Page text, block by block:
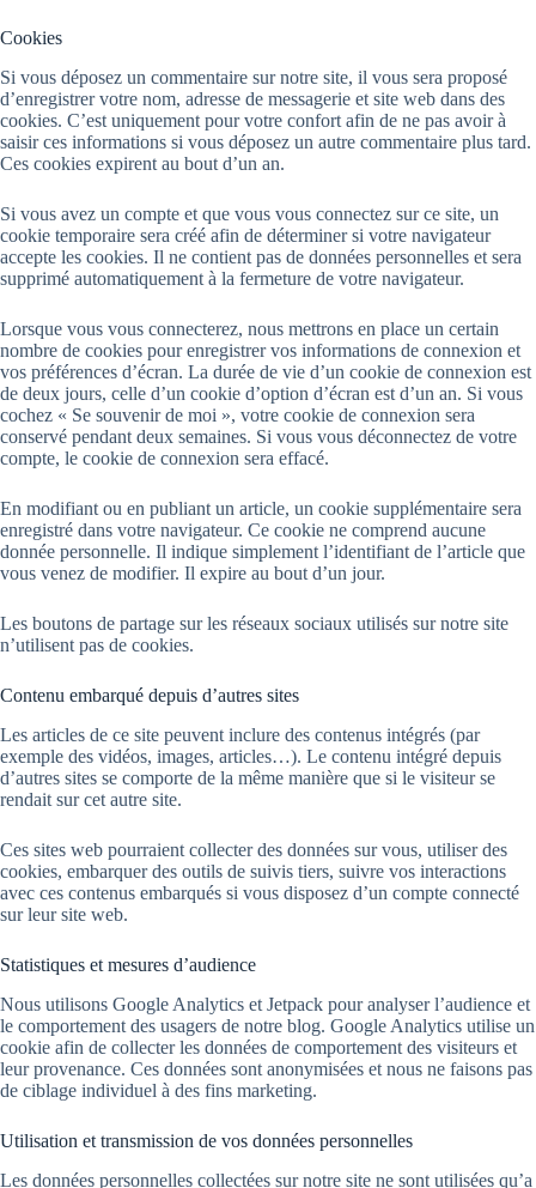
Cookies
Si vous déposez un commentaire sur notre site, il vous sera proposé
d’enregistrer votre nom, adresse de messagerie et site web dans des
cookies. C’est uniquement pour votre confort afin de ne pas avoir à
saisir ces informations si vous déposez un autre commentaire plus tard.
Ces cookies expirent au bout d’un an.
Si vous avez un compte et que vous vous connectez sur ce site, un
cookie temporaire sera créé afin de déterminer si votre navigateur
accepte les cookies. Il ne contient pas de données personnelles et sera
supprimé automatiquement à la fermeture de votre navigateur.
Lorsque vous vous connecterez, nous mettrons en place un certain
nombre de cookies pour enregistrer vos informations de connexion et
vos préférences d’écran. La durée de vie d’un cookie de connexion est
de deux jours, celle d’un cookie d’option d’écran est d’un an. Si vous
cochez « Se souvenir de moi », votre cookie de connexion sera
conservé pendant deux semaines. Si vous vous déconnectez de votre
compte, le cookie de connexion sera effacé.
En modifiant ou en publiant un article, un cookie supplémentaire sera
enregistré dans votre navigateur. Ce cookie ne comprend aucune
donnée personnelle. Il indique simplement l’identifiant de l’article que
vous venez de modifier. Il expire au bout d’un jour.
Les boutons de partage sur les réseaux sociaux utilisés sur notre site
n’utilisent pas de cookies.
Contenu embarqué depuis d’autres sites
Les articles de ce site peuvent inclure des contenus intégrés (par
exemple des vidéos, images, articles…). Le contenu intégré depuis
d’autres sites se comporte de la même manière que si le visiteur se
rendait sur cet autre site.
Ces sites web pourraient collecter des données sur vous, utiliser des
cookies, embarquer des outils de suivis tiers, suivre vos interactions
avec ces contenus embarqués si vous disposez d’un compte connecté
sur leur site web.
Statistiques et mesures d’audience
Nous utilisons Google Analytics et Jetpack pour analyser l’audience et
le comportement des usagers de notre blog. Google Analytics utilise un
cookie afin de collecter les données de comportement des visiteurs et
leur provenance. Ces données sont anonymisées et nous ne faisons pas
de ciblage individuel à des fins marketing.
Utilisation et transmission de vos données personnelles
Les données personnelles collectées sur notre site ne sont utilisées qu’a